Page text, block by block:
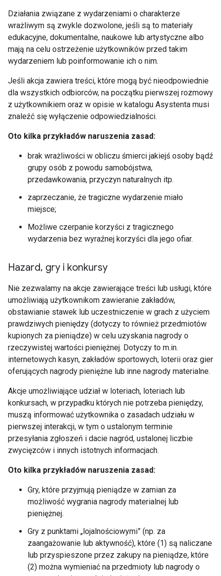
Działania związane z wydarzeniami o charakterze
wrażliwym są zwykle dozwolone, jeśli są to materiały
edukacyjne, dokumentalne, naukowe lub artystyczne albo
mają na celu ostrzeżenie użytkowników przed takim
wydarzeniem lub poinformowanie ich o nim.
Jeśli akcja zawiera treści, które mogą być nieodpowiednie
dla wszystkich odbiorców, na początku pierwszej rozmowy
z użytkownikiem oraz w opisie w katalogu Asystenta musi
znaleźć się wyłączenie odpowiedzialności.
Oto kilka przykładów naruszenia zasad:
brak wrażliwości w obliczu śmierci jakiejś osoby bądź
grupy osób z powodu samobójstwa,
przedawkowania, przyczyn naturalnych itp.
zaprzeczanie, że tragiczne wydarzenie miało
miejsce;
Możliwe czerpanie korzyści z tragicznego
wydarzenia bez wyraźnej korzyści dla jego ofiar.
Hazard, gry i konkursy
Nie zezwalamy na akcje zawierające treści lub usługi, które
umożliwiają użytkownikom zawieranie zakładów,
obstawianie stawek lub uczestniczenie w grach z użyciem
prawdziwych pieniędzy (dotyczy to również przedmiotów
kupionych za pieniądze) w celu uzyskania nagrody o
rzeczywistej wartości pieniężnej. Dotyczy to m.in.
internetowych kasyn, zakładów sportowych, loterii oraz gier
oferujących nagrody pieniężne lub inne nagrody materialne.
Akcje umożliwiające udział w loteriach, loteriach lub
konkursach, w przypadku których nie potrzeba pieniędzy,
muszą informować użytkownika o zasadach udziału w
pierwszej interakcji, w tym o ustalonym terminie
przesyłania zgłoszeń i dacie nagród, ustalonej liczbie
zwycięzców i innych istotnych informacjach.
Oto kilka przykładów naruszenia zasad:
Gry, które przyjmują pieniądze w zamian za
możliwość wygrania nagrody materialnej lub
pieniężnej.
Gry z punktami „lojalnościowymi” (np. za
zaangażowanie lub aktywność), które (1) są naliczane
lub przyspieszone przez zakupy na pieniądze, które
(2) można wymieniać na przedmioty lub nagrody o